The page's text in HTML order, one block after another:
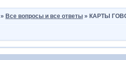
» Все вопросы и все ответы » КАРТЫ